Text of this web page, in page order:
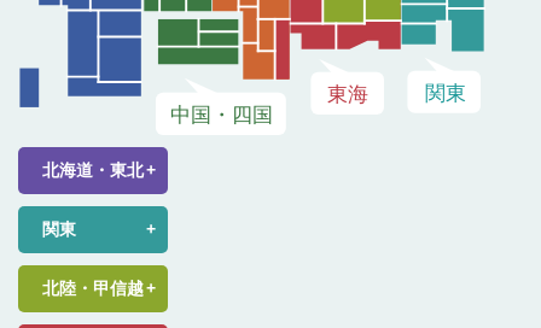
北海道・東北
関東
北陸・甲信越